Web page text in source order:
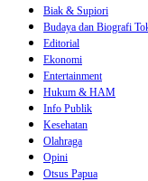
Biak & Supiori
Budaya dan Biografi
Editorial
Ekonomi
Entertainment
Hukum & HAM
Info Publik
Kesehatan
Olahraga
Opini
Otsus Papua